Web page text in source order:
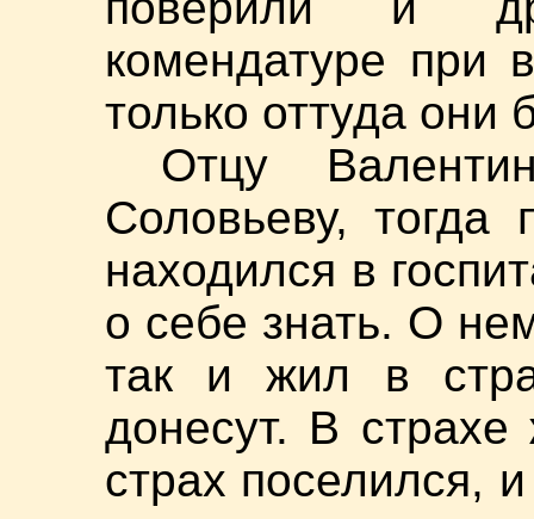
комендатуре при
только оттуда они
Отцу
Соловьеву,
находился в
о себе знать. О
так и жил в
донесут. В
страх поселился,